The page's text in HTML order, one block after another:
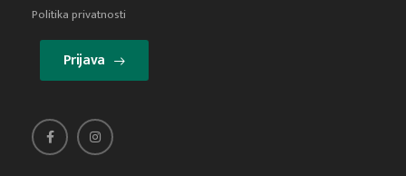
Politika privatnosti
Prijava